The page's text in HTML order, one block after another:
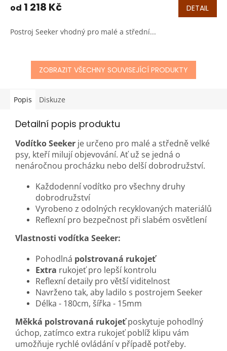
od 1 218 Kč DETAIL
Postroj Seeker vhodný pro malé a střední...
ZOBRAZIT VŠECHNY SOUVISEJÍCÍ PRODUKTY
Popis Diskuze
Detailní popis produktu
Vodítko Seeker je určeno pro malé a středně velké
psy, kteří milují objevování. Ať už se jedná o
nenáročnou procházku nebo delší dobrodružství.
Každodenní vodítko pro všechny druhy
dobrodružství
Vyrobeno z odolných recyklovaných materiálů
Reflexní pro bezpečnost při slabém osvětlení
Vlastnosti vodítka Seeker:
Pohodlná polstrovaná rukojeť
Extra rukojeť pro lepší kontrolu
Reflexní detaily pro větší viditelnost
Navrženo tak, aby ladilo s postrojem Seeker
Délka - 180cm, šířka - 15mm
Měkká polstrovaná rukojeťposkytuje pohodlný
úchop, zatímco extra rukojeť poblíž klipu vám
umožňuje rychlé ovládání v případě potřeby.